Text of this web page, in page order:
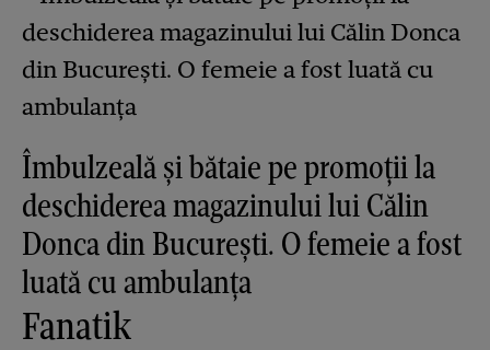
Îmbulzeală și bătaie pe promoții la
deschiderea magazinului lui Călin
Donca din București. O femeie a fost
luată cu ambulanța
Fanatik